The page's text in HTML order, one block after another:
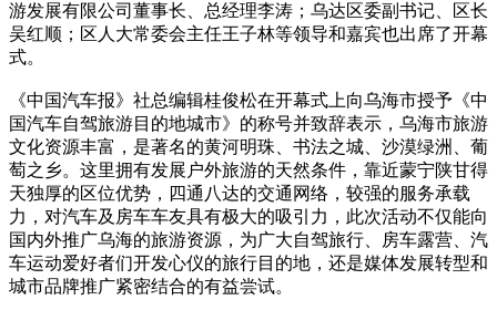
游发展有限公司董事长、总经理李涛；乌达区委副书记、区长
吴红顺；区人大常委会主任王子林等领导和嘉宾也出席了开幕
式。
《中国汽车报》社总编辑桂俊松在开幕式上向乌海市授予《中
国汽车自驾旅游目的地城市》的称号并致辞表示，乌海市旅游
文化资源丰富，是著名的黄河明珠、书法之城、沙漠绿洲、葡
萄之乡。这里拥有发展户外旅游的天然条件，靠近蒙宁陕甘得
天独厚的区位优势，四通八达的交通网络，较强的服务承载
力，对汽车及房车车友具有极大的吸引力，此次活动不仅能向
国内外推广乌海的旅游资源，为广大自驾旅行、房车露营、汽
车运动爱好者们开发心仪的旅行目的地，还是媒体发展转型和
城市品牌推广紧密结合的有益尝试。